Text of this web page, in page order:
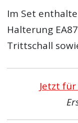
Im Set
Halterung
Trittschall
Jetzt